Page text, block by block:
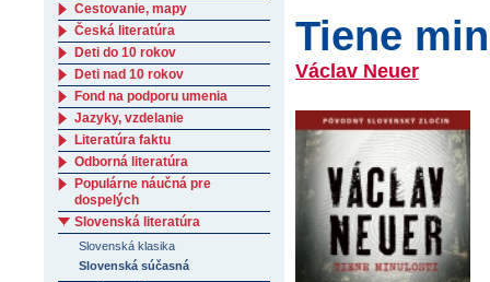
Tiene
Václav Neuer
Cestovanie, mapy
Česká literatúra
Deti do 10 rokov
Deti nad 10 rokov
Fond na podporu umenia
Jazyky, vzdelanie
Literatúra faktu
Odborná literatúra
Populárne náučná pre
dospelých
Slovenská literatúra
Slovenská klasika
Slovenská súčasná